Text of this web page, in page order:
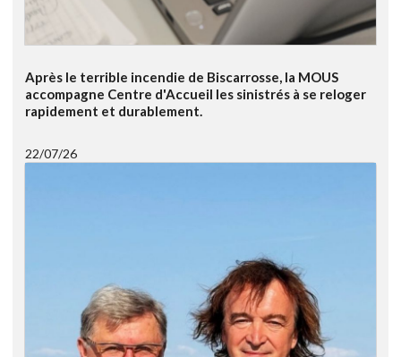
Après le terrible incendie de Biscarrosse, la MOUS
accompagne Centre d'Accueil les sinistrés à se reloger
rapidement et durablement.
22/07/26